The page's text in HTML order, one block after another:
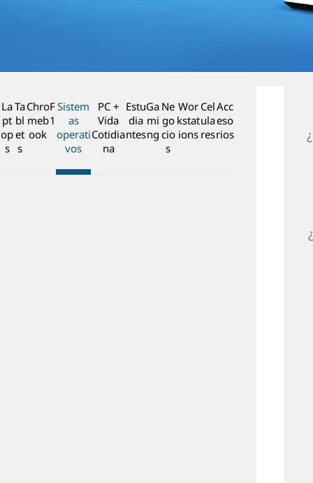
l
La
pt
op
s
Ta
bl
et
s
Chro
meb
ook
F
1
Sistem
as
operati
vos
PC +
Vida
Cotidia
na
Estu
dia
ntes
Ga
mi
ng
Ne
go
cio
s
Wor
kstat
ions
Cel
ula
res
Acc
eso
rios